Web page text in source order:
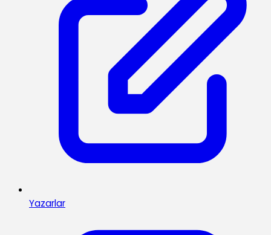
Yazarlar